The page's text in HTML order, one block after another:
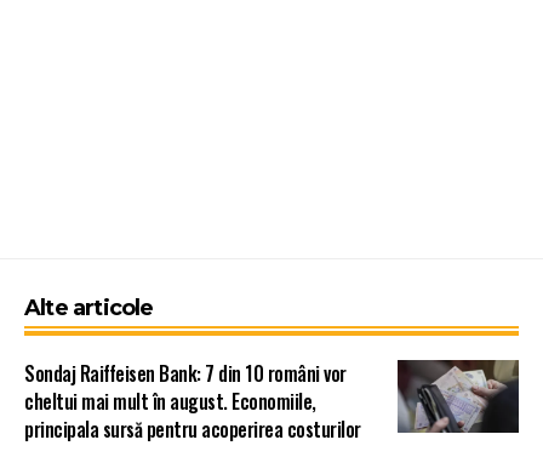
Alte articole
Sondaj Raiffeisen Bank: 7 din 10 români vor
cheltui mai mult în august. Economiile,
principala sursă pentru acoperirea costurilor